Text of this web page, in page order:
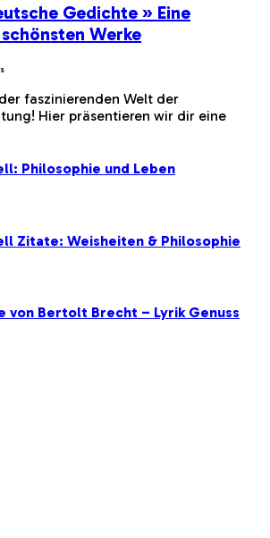
Gedichte » Eine
Werke
faszinierenden Welt der
Hier präsentieren wir dir eine
Philosophie und Leben
Zitate: Weisheiten & Philosophie
von Bertolt Brecht – Lyrik Genuss